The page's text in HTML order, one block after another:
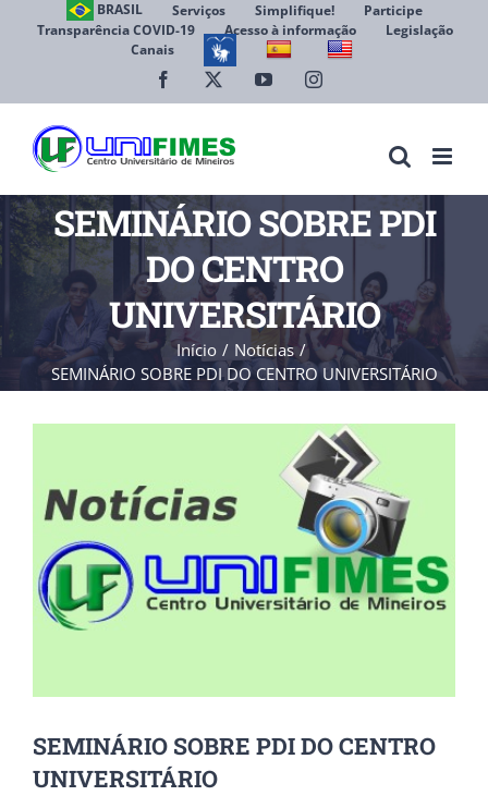
BRASIL Serviços Simplifique!
Participe
Transparência COVID-19
Acesso à informação
Legislação
Canais
Facebook YouTubeInstagram
SEMINÁRIO SOBRE PDI
DO CENTRO
UNIVERSITÁRIO
Início
Notícias
SEMINÁRIO SOBRE PDI DO CENTRO UNIVERSITÁRIO
SEMINÁRIO SOBRE PDI DO CENTRO
UNIVERSITÁRIO